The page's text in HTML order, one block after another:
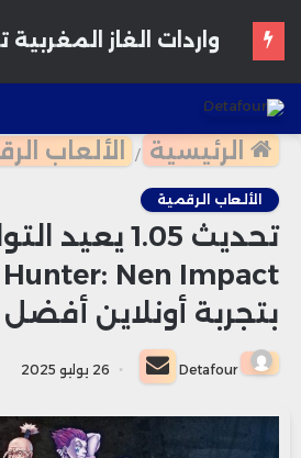
الرئيسية / الألعاب
الألعاب الرقمية
بتجربة أونلاين أفضل
Detafour
أرسل
بريدا
إلكترونيا
26 يوليو 2025